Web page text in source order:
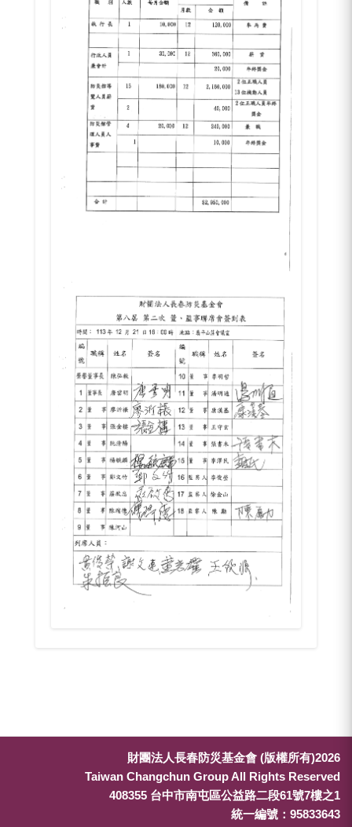
財團法人長春防災基金會 (版權所有)2026
Taiwan Changchun Group All Rights Reserved
408355 台中市南屯區公益路二段61號7樓之1
統一編號：95833643